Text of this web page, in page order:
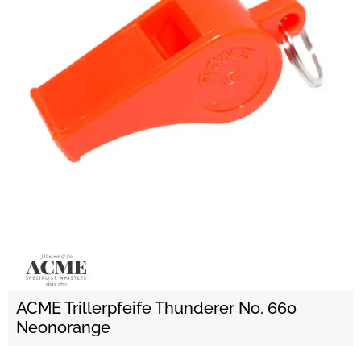
ACME Trillerpfeife Thunderer No. 660
Neonorange